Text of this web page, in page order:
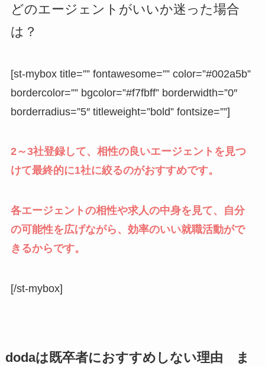
どのエージェントがいいか迷った場合
は？
[st-mybox title=”” fontawesome=”” color=”#002a5b”
bordercolor=”” bgcolor=”#f7fbff” borderwidth=”0″
borderradius=”5″ titleweight=”bold” fontsize=””]
2～3社登録して、相性の良いエージェントを見つ
けて最終的に1社に絞るのがおすすめです。
各エージェントの相性や求人の中身を見て、自分
の可能性を広げながら、効率のいい就職活動がで
きるからです。
[/st-mybox]
dodaは既卒者におすすめしない理由 ま